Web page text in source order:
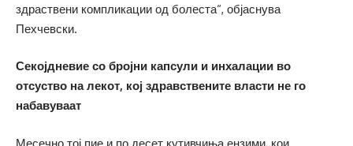
здраствени компликации од болеста“, објаснува
Пехчевски.
Секојдневие со бројни капсули и инхалации во
отсуство на лекот, кој здравствените власти не го
набавуваат